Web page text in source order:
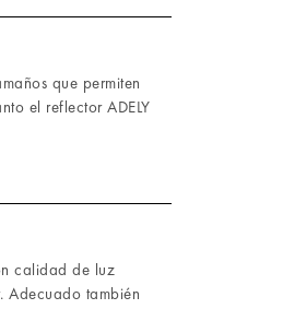
que permiten
el reflector ADELY
calidad de luz
Adecuado también